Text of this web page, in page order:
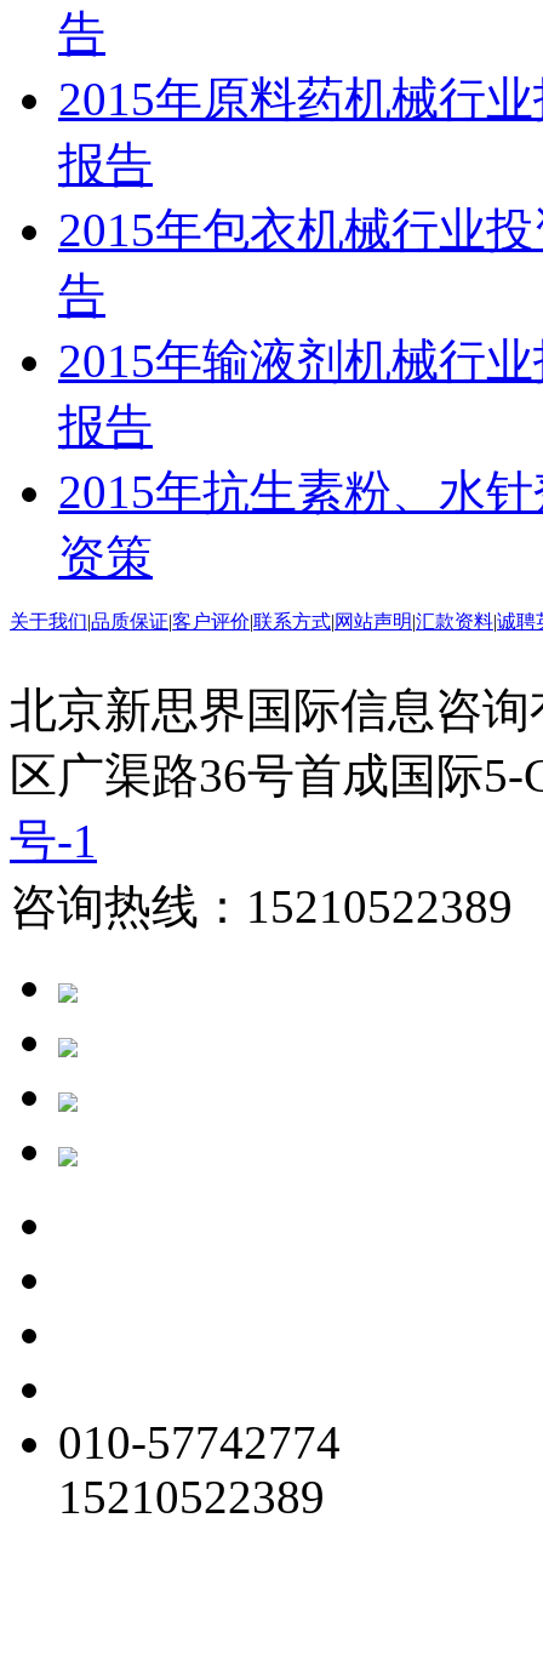
告
2015年原料药机械行
报告
2015年包衣机械行业
告
2015年输液剂机械行
报告
2015年抗生素粉、水
资策
关于我们|品质保证|客户评价|联系方式|网站声明|汇款资料|诚聘
北京新思界国际信息咨
区广渠路36号首成国际
号-1
咨询热线：
010-57742774
15210522389